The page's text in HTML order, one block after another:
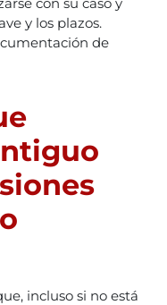
y los plazos.
de
incluso si no está